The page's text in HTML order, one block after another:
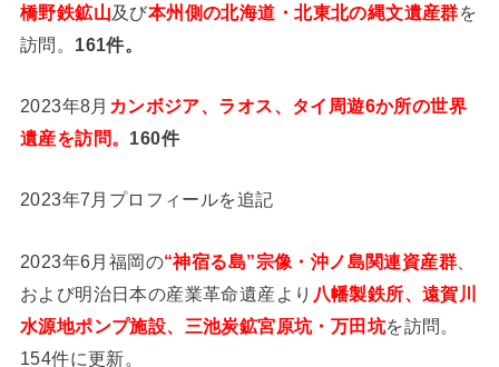
橋野鉄鉱山及び本州側の北海道・北東北の縄文遺産群を
訪問。 161件。
2023年8月 カンボジア、ラオス、タイ周遊6か所の世界
遺産を訪問。 160件
2023年7月プロフィールを追記
2023年6月福岡の“神宿る島”宗像・沖ノ島関連資産群
および明治日本の産業革命遺産より 八幡製鉄所、遠賀川
水源地ポンプ施設、三池炭鉱宮原坑・万田坑を訪問。
154件に更新。